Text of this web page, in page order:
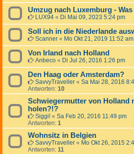
Umzug nach Luxemburg -
LUX94 « Di Mai 09, 2023 5:24 pm
Soll ich in die Niederlande
Scanner « Mo Okt 21, 2019 11:52 am
Von Irland nach Holland
Anbeco « Di Jul 26, 2016 1:26 pm
Den Haag oder Amsterdam?
SavvyTraveller « Sa Mai 28, 2016
Antworten: 10
Schwiegermutter von Holland
holen?!?
Siggi! « Sa Feb 20, 2016 11:49 pm
Antworten: 1
Wohnsitz in Belgien
SavvyTraveller « Mo Okt 26, 2015
Antworten: 11